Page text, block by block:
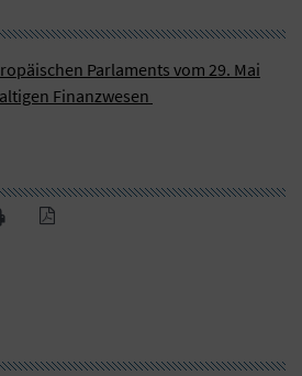
Parlaments vom 29. Mai
Finanzwesen